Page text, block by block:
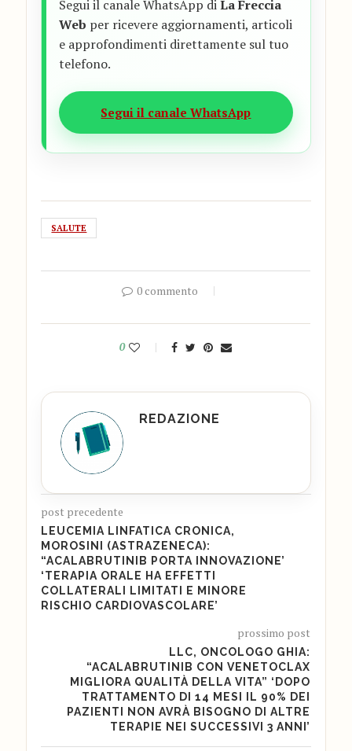
Segui il canale WhatsApp diLa Freccia
Web per ricevere aggiornamenti, articoli
e approfondimenti direttamente sul tuo
telefono.
Segui il canale WhatsApp
SALUTE
0 commento
0
REDAZIONE
post precedente
LEUCEMIA LINFATICA CRONICA,
MOROSINI (ASTRAZENECA):
“ACALABRUTINIB PORTA INNOVAZIONE’
‘TERAPIA ORALE HA EFFETTI
COLLATERALI LIMITATI E MINORE
RISCHIO CARDIOVASCOLARE’
prossimo post
LLC, ONCOLOGO GHIA:
“ACALABRUTINIB CON VENETOCLAX
MIGLIORA QUALITÀ DELLA VITA” ‘DOPO
TRATTAMENTO DI 14 MESI IL 90% DEI
PAZIENTI NON AVRÀ BISOGNO DI ALTRE
TERAPIE NEI SUCCESSIVI 3 ANNI’